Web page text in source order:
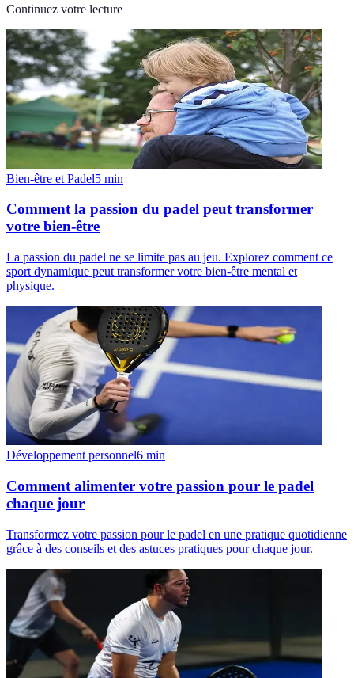
Continuez votre lecture
Bien-être et Padel5 min
Comment la passion du padel peut transformer
votre bien-être
La passion du padel ne se limite pas au jeu. Explorez comment ce
sport dynamique peut transformer votre bien-être mental et
physique.
Développement personnel6 min
Comment alimenter votre passion pour le padel
chaque jour
Transformez votre passion pour le padel en une pratique quotidienne
grâce à des conseils et des astuces pratiques pour chaque jour.